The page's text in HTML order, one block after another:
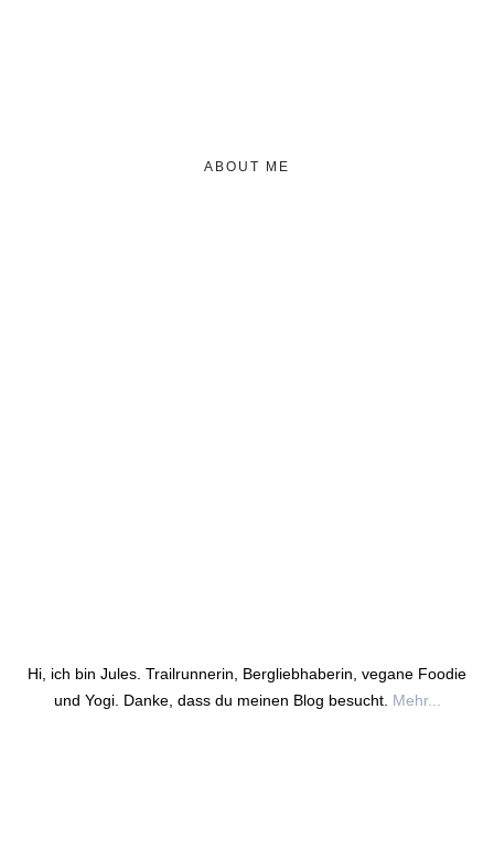
ABOUT ME
Hi, ich bin Jules. Trailrunnerin, Bergliebhaberin, vegane Foodie
und Yogi. Danke, dass du meinen Blog besucht. Mehr...